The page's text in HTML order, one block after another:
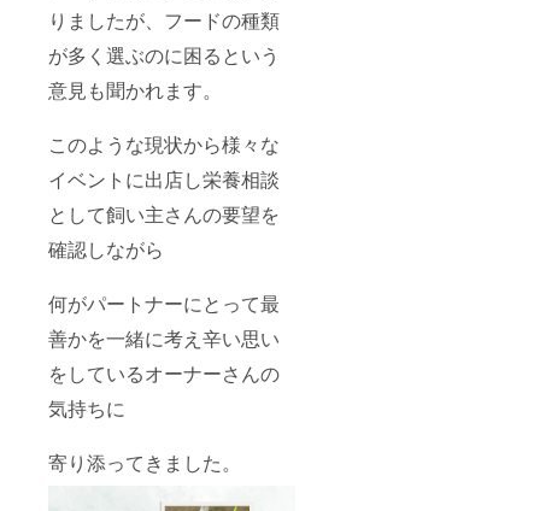
りましたが、フードの種類
が多く選ぶのに困るという
意見も聞かれます。
このような現状から様々な
イベントに出店し栄養相談
として飼い主さんの要望を
確認しながら
何がパートナーにとって最
善かを一緒に考え辛い思い
をしているオーナーさんの
気持ちに
寄り添ってきました。